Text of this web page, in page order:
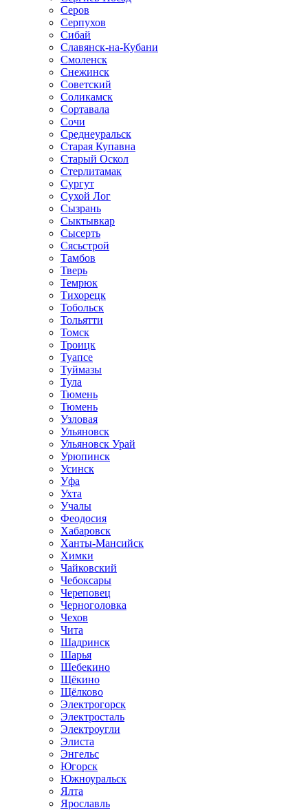
Серов
Серпухов
Сибай
Славянск-на-Кубани
Смоленск
Снежинск
Советский
Соликамск
Сортавала
Сочи
Среднеуральск
Старая Купавна
Старый Оскол
Стерлитамак
Сургут
Сухой Лог
Сызрань
Сыктывкар
Сысерть
Сясьстрой
Тамбов
Тверь
Темрюк
Тихорецк
Тобольск
Тольятти
Томск
Троицк
Туапсе
Туймазы
Тула
Тюмень
Тюмень
Узловая
Ульяновск
Ульяновск Урай
Урюпинск
Усинск
Уфа
Ухта
Учалы
Феодосия
Хабаровск
Ханты-Мансийск
Химки
Чайковский
Чебоксары
Череповец
Черноголовка
Чехов
Чита
Шадринск
Шарья
Шебекино
Щёкино
Щёлково
Электрогорск
Электросталь
Электроугли
Элиста
Энгельс
Югорск
Южноуральск
Ялта
Ярославль